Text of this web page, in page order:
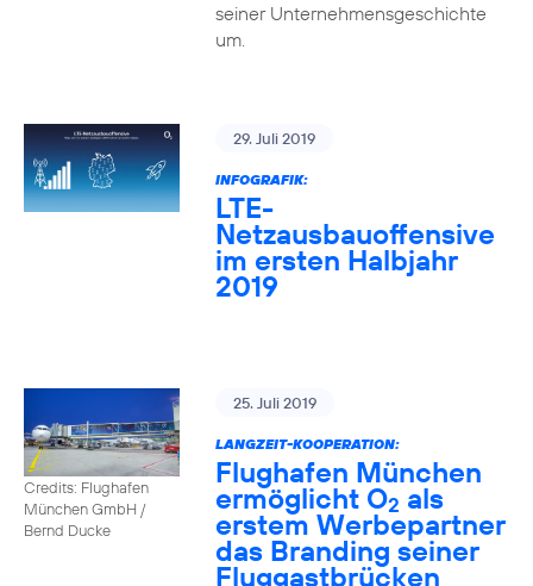
seiner Unternehmensgeschichte
um.
29. Juli 2019
INFOGRAFIK:
LTE-
Netzausbauoffensive
im ersten Halbjahr
2019
Credits: Flughafen
München GmbH /
Bernd Ducke
25. Juli 2019
LANGZEIT-KOOPERATION:
Flughafen München
ermöglicht O2 als
erstem Werbepartner
das Branding seiner
Fluggastbrücken